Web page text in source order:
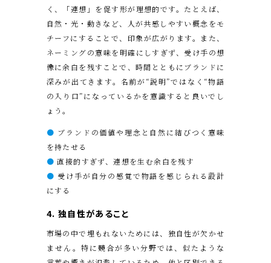
く、「連想」を促す形が理想的です。たとえば、
自然・光・動きなど、人が共感しやすい概念をモ
チーフにすることで、印象が広がります。また、
ネーミングの意味を明確にしすぎず、受け手の想
像に余白を残すことで、時間とともにブランドに
深みが出てきます。名前が“説明”ではなく“物語
の入り口”になっているかを意識すると良いでし
ょう。
● ブランドの価値や理念と自然に結びつく意味
を持たせる
● 直接的すぎず、連想を生む余白を残す
● 受け手が自分の感覚で物語を感じられる設計
にする
4. 独自性があること
市場の中で埋もれないためには、独自性が欠かせ
ません。特に競合が多い分野では、似たような